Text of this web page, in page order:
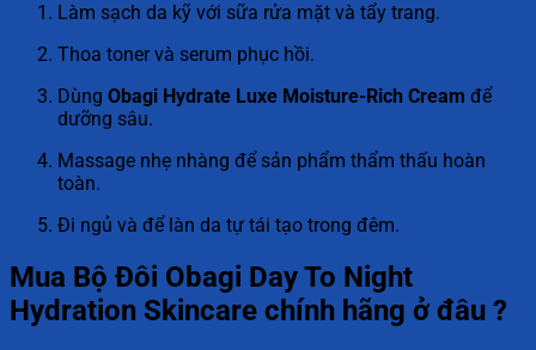
Làm sạch da kỹ với sữa rửa mặt và tẩy trang.
Thoa toner và serum phục hồi.
Dùng Obagi Hydrate Luxe Moisture-Rich Cream để
dưỡng sâu.
Massage nhẹ nhàng để sản phẩm thẩm thấu hoàn
toàn.
Đi ngủ và để làn da tự tái tạo trong đêm.
Mua Bộ Đôi Obagi Day To Night
Hydration Skincare chính hãng ở đâu ?